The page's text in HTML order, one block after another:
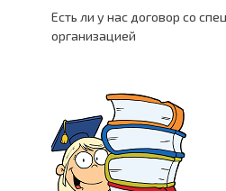
Есть ли у нас договор со
организацией